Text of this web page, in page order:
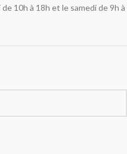
10h à 18h et le samedi de 9h à